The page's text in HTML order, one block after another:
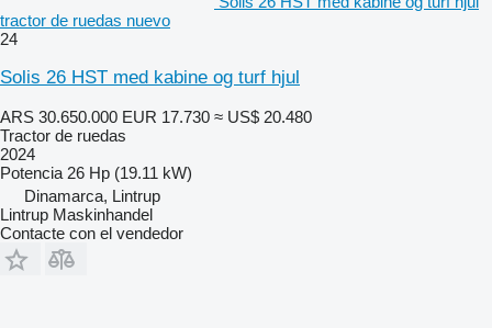
tractor de ruedas nuevo
24
Solis 26 HST med kabine og turf hjul
ARS 30.650.000 EUR 17.730 ≈ US$ 20.480
Tractor de ruedas
2024
Potencia 26 Hp (19.11 kW)
Dinamarca, Lintrup
Lintrup Maskinhandel
Contacte con el vendedor